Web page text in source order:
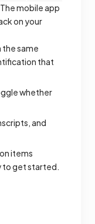
mobile app
on your
same
that
whether
and
items
to get started.